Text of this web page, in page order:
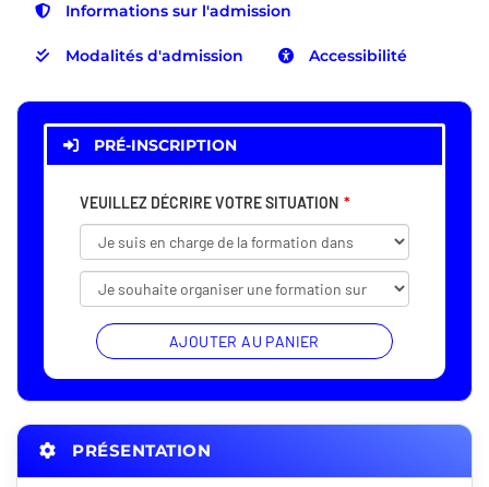
Informations sur l'admission
Modalités d'admission Accessibilité
PRÉ-INSCRIPTION
VEUILLEZ DÉCRIRE VOTRE SITUATION
AJOUTER AU PANIER
PRÉSENTATION